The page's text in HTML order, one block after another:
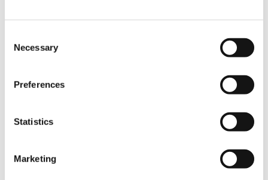
Selection
Necessary
Preferences
Statistics
Marketing